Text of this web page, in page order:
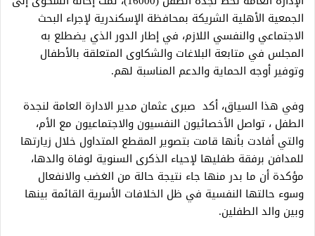
الجمعية الأهلية الشريكة بمحافظة الإسكندرية لإجراء البحث
الاجتماعي والنفسي اللازم، في إطار الدور الذي يضطلع به
المجلس في متابعة البلاغات والشكاوى المتعلقة بالأطفال
وتوفير أوجه الحماية والدعم المناسبة لهم.
وفي هذا السياق، أكد صبرى عثمان مدير الادارة العامة لنجدة
الطفل ، تواصل الأخصائيون النفسيون والاجتماعيون مع الأم،
والتي أفادت بأنها قامت بتصوير المقطع المتداول خلال زيارتها
للمدافن برفقة طفليها لإحياء الذكرى السنوية لوفاة والدها،
مؤكدة أن ما بدر منها جاء نتيجة حالة من الغضب والانفعال
وسوء حالتها النفسية في ظل الخلافات الأسرية القائمة بينها
وبين والد الطفلين.